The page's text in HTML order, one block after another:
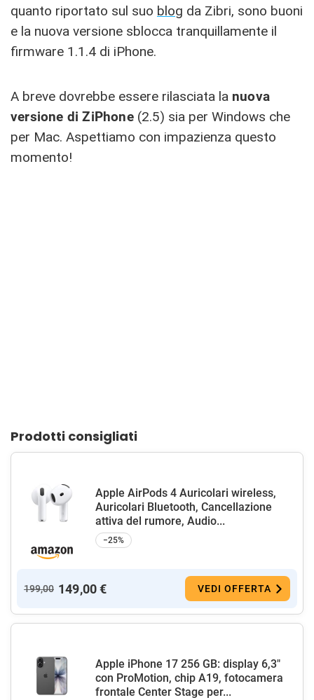
quanto riportato sul suo blog da Zibri, sono buoni
e la nuova versione sblocca tranquillamente il
firmware 1.1.4 di iPhone.
A breve dovrebbe essere rilasciata la nuova
versione di ZiPhone(2.5) sia per Windows che
per Mac. Aspettiamo con impazienza questo
momento!
Prodotti consigliati
Apple AirPods 4 Auricolari wireless,
Auricolari Bluetooth, Cancellazione
attiva del rumore, Audio...
−25%
199,00 149,00 € VEDI OFFERTA
Apple iPhone 17 256 GB: display 6,3"
con ProMotion, chip A19, fotocamera
frontale Center Stage per...